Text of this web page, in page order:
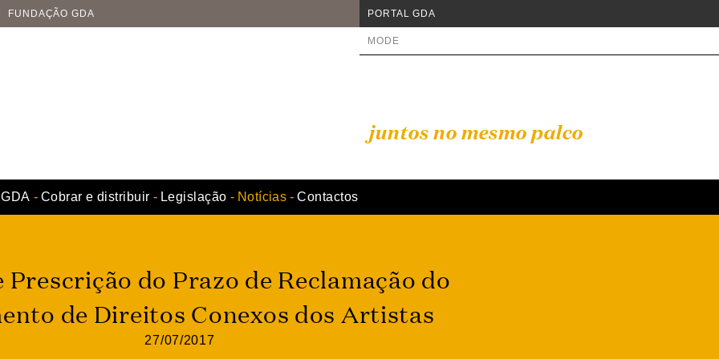
FUNDAÇÃO GDA PORTAL GDA
juntos no mesmo palco
MODE
GDA Cobrar e distribuir Legislação Notícias Contactos
Prescrição do Prazo de Reclamação do
de Direitos Conexos dos Artistas
27/07/2017